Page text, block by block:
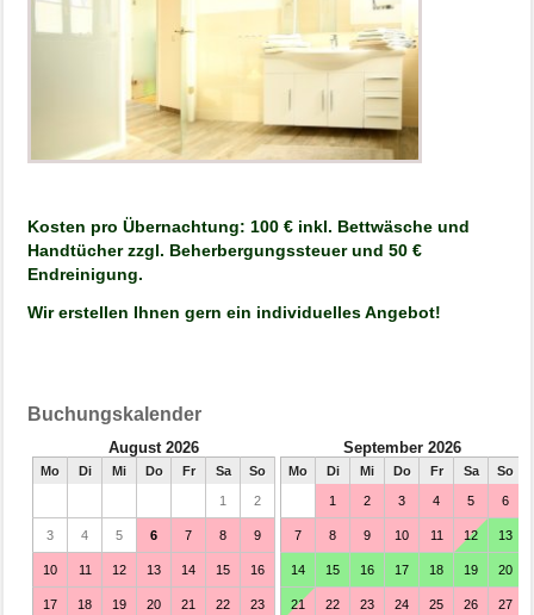
Kosten pro Übernachtung: 100 € inkl. Bettwäsche und
Handtücher zzgl. Beherbergungssteuer und 50 €
Endreinigung.
Wir erstellen Ihnen gern ein individuelles Angebot!
Buchungskalender